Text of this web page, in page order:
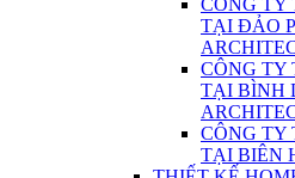
CÔNG TY
TẠI ĐẢO
CÔNG TY
TẠI BÌNH
CÔNG TY
TẠI BIÊN